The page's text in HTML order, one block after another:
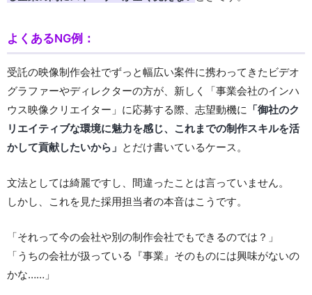
よくあるNG例：
受託の映像制作会社でずっと幅広い案件に携わってきたビデオ
グラファーやディレクターの方が、新しく「事業会社のインハ
ウス映像クリエイター」に応募する際、志望動機に 「御社のク
リエイティブな環境に魅力を感じ、これまでの制作スキルを活
かして貢献したいから」 とだけ書いているケース。
文法としては綺麗ですし、間違ったことは言っていません。
しかし、これを見た採用担当者の本音はこうです。
「それって今の会社や別の制作会社でもできるのでは？」
「うちの会社が扱っている『事業』そのものには興味がないの
かな……」